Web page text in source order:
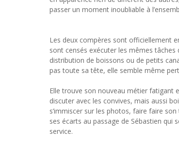
passer un moment inoubliable à
Les deux compères sont officiellement
sont censés exécuter les mêmes tâches
distribution de boissons ou de petits
pas toute sa tête, elle semble même
Elle trouve son nouveau métier fatigant
discuter avec les convives, mais aussi
s’immiscer sur les photos, faire faire
ses écarts au passage de Sébastien qui
service.